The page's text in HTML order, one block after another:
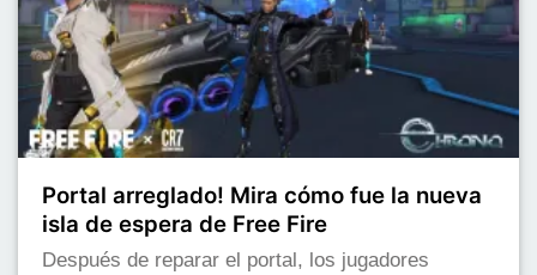
Portal arreglado! Mira cómo fue la nueva
isla de espera de Free Fire
Después de reparar el portal, los jugadores